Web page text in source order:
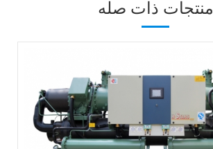
منتجات ذات صله